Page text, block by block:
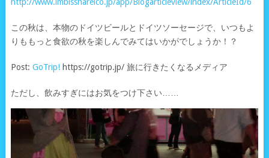
http://www.imbisshareico.jp/app/Blogarticleview/index/ArticleId/6
この秋は、本物のドイツビールとドイツソーセージで、いつもよ
りももっと食欲の秋を楽しんでみてはいかがでしょうか！？
Post: GoTrip!https://gotrip.jp/ 旅に行きたくなるメディア
ただし、飲みすぎにはお気をつけ下さい……